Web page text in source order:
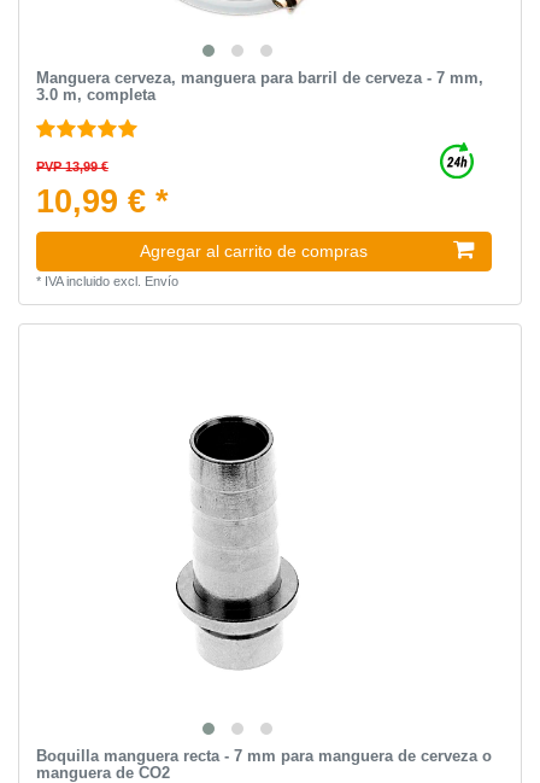
Manguera cerveza, manguera para barril de cerveza - 7 mm,
3.0 m, completa
PVP 13,99 €
10,99 € *
Agregar al carrito de compras
* IVA incluidoexcl. Envío
Boquilla manguera recta - 7 mm para manguera de cerveza o
manguera de CO2